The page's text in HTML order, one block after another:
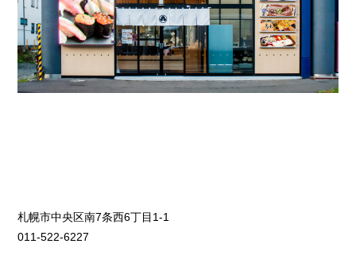
札幌市中央区南7条西6丁目1-1
011-522-6227